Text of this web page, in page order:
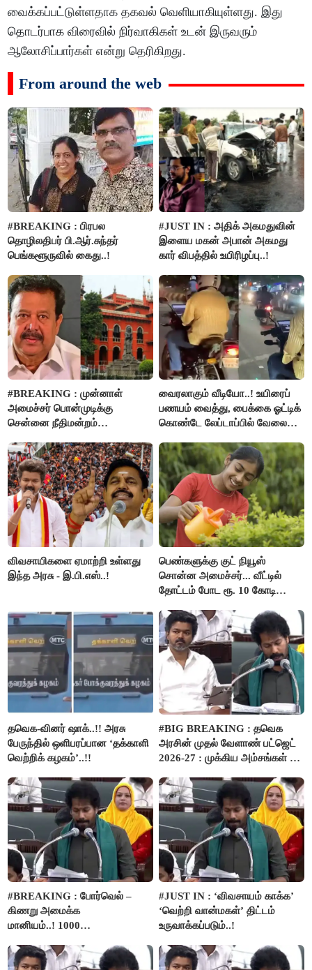
வைக்கப்பட்டுள்ளதாக தகவல் வெளியாகியுள்ளது. இது
தொடர்பாக விரைவில் நிர்வாகிகள் உடன் இருவரும்
ஆலோசிப்பார்கள் என்று தெரிகிறது.
From around the web
#BREAKING : பிரபல
தொழிலதிபர் பி.ஆர்.சுந்தர்
பெங்களூருவில் கைது..!
#JUST IN : அதிக் அகமதுவின்
இளைய மகன் அபான் அகமது
கார் விபத்தில் உயிரிழப்பு..!
#BREAKING : முன்னாள்
அமைச்சர் பொன்முடிக்கு
சென்னை நீதிமன்றம்
வைரலாகும் வீடியோ..! உயிரைப்
பணயம் வைத்து, பைக்கை ஓட்டிக்
கொண்டே லேப்டாப்பில் வேலை
விவசாயிகளை ஏமாற்றி உள்ளது
இந்த அரசு - இ.பி.எஸ்..!
பெண்களுக்கு குட் நியூஸ்
சொன்ன அமைச்சர்... வீட்டில்
தோட்டம் போட ரூ. 10 கோடி
தவெக-வினர் ஷாக்..!! அரசு
பேருந்தில் ஒளிபரப்பான ‘தக்காளி
வெற்றிக் கழகம்’..!!
#BIG BREAKING : தவெக
அரசின் முதல் வேளாண் பட்ஜெட்
2026-27 : முக்கிய அம்சங்கள் ஓர்
#BREAKING : போர்வெல் –
கிணறு அமைக்க
மானியம்..! 1000
பம்புசெட் வழங்கப்படும்..!
#JUST IN : ‘விவசாயம் காக்க’
‘வெற்றி வான்மகள்’ திட்டம்
உருவாக்கப்படும்..!